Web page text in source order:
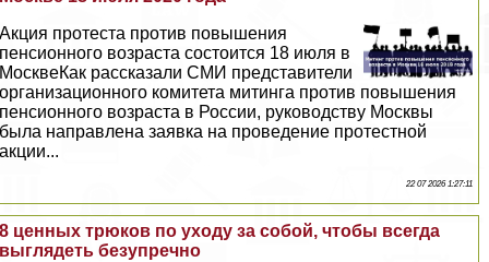
Акция протеста против повышения
пенсионного возраста состоится 18 июля в
МосквеКак рассказали СМИ представители
организационного комитета митинга против повышения
пенсионного возраста в России, руководству Москвы
была направлена заявка на проведение протестной
акции...
22 07 2026 1:27:11
8 ценных трюков по уходу за собой, чтобы всегда
выглядеть безупречно